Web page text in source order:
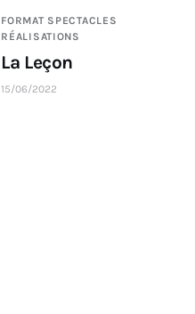
FORMAT SPECTACLES
RÉALISATIONS
La Leçon
15/06/2022